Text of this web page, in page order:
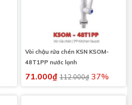
Vòi chậu rửa chén KSN KSOM-
48T1PP nước lạnh
71.000₫ 112.000₫ 37%